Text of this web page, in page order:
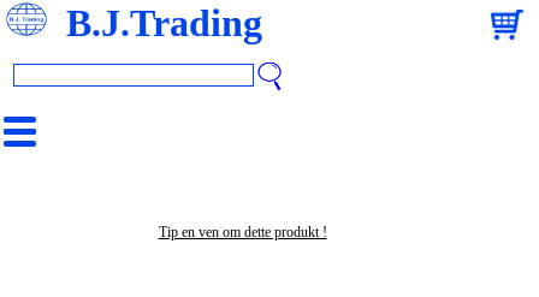
B.J.Trading
Tip en ven om dette produkt !